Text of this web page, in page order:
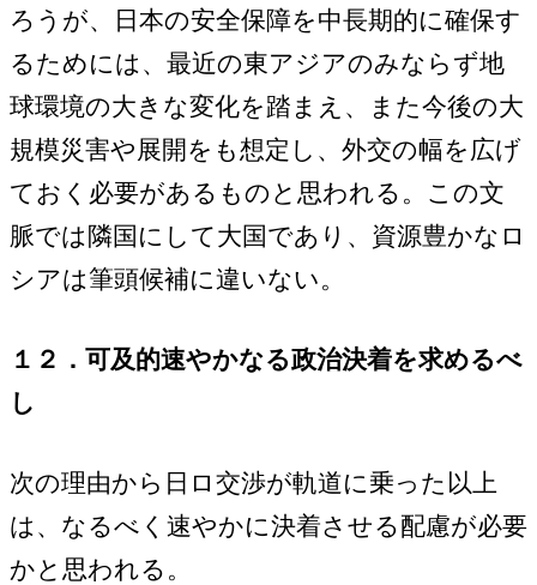
ろうが、日本の安全保障を中長期的に確保す
るためには、最近の東アジアのみならず地
球環境の大きな変化を踏まえ、また今後の大
規模災害や展開をも想定し、外交の幅を広げ
ておく必要があるものと思われる。この文
脈では隣国にして大国であり、資源豊かなロ
シアは筆頭候補に違いない。
１２．可及的速やかなる政治決着を求めるべ
し
次の理由から日ロ交渉が軌道に乗った以上
は、なるべく速やかに決着させる配慮が必要
かと思われる。